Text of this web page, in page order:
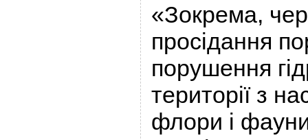
«Зокрема,
просідання
порушення
території з
флори і